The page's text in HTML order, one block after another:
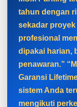
tahun dengan
sekadar
profesional
dipakai harian,
penawaran.”
Garansi
sistem Anda
mengikuti